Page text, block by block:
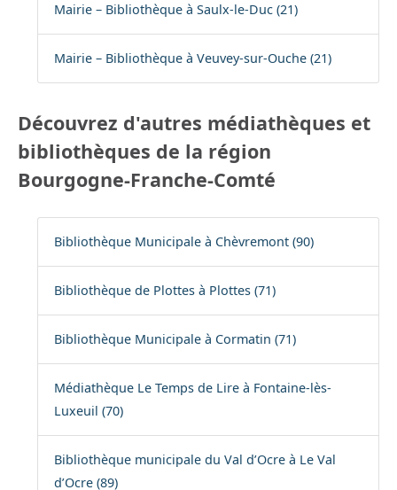
Mairie – Bibliothèque à Saulx-le-Duc (21)
Mairie – Bibliothèque à Veuvey-sur-Ouche (21)
Découvrez d'autres médiathèques et
bibliothèques de la région
Bourgogne-Franche-Comté
Bibliothèque Municipale à Chèvremont (90)
Bibliothèque de Plottes à Plottes (71)
Bibliothèque Municipale à Cormatin (71)
Médiathèque Le Temps de Lire à Fontaine-lès-
Luxeuil (70)
Bibliothèque municipale du Val d’Ocre à Le Val
d’Ocre (89)